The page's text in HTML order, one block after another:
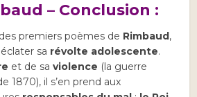
– Conclusion :
premiers poèmes de Rimbaud,
sa révolte adolescente.
et de saviolence (la guerre
1870), il s’en prend aux